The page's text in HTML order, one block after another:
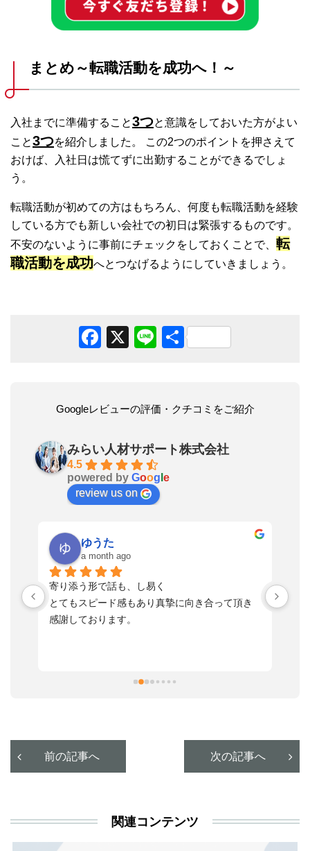
まとめ～転職活動を成功へ！～
入社までに準備すること3つと意識をしておいた方がよい
こと3つを紹介しました。 この2つのポイントを押さえて
おけば、入社日は慌てずに出勤することができるでしょ
う。
転職活動が初めての方はもちろん、何度も転職活動を経験
している方でも新しい会社での初日は緊張するものです。
不安のないように事前にチェックをしておくことで、 転
職活動を成功へとつなげるようにしていきましょう。
Facebook
X Line共
Googleレビューの評価・クチコミをご紹介
みらい人材サポート株式会社
4.5
powered by Goog e
review us on
ゆうた
a month ago
寄り添う形で話も、し易く
とてもスピード感もあり真摯に向き合って頂き
感謝しております。
前の記事へ 次の記事へ
関連コンテンツ